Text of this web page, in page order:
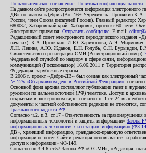
Пользовательское соглашение Политика конфиденциальности
На данном сайте распространяется информация электронного
ДВ» со знаком «Дебри-ДВ». 16+ Учредитель: Пронякин К.А.
России, член Союза писателей России). Главный редактор:
680032, Хабаровский край, Хабаровск, проспект 60-летия
Электронная приемная: Отправить сообщение . E-mail:
Редакционный совет электронного периодического издания
началах): К.А. Пронякин, И.Ю. Харитонова, А.Э.
Л.Н. Левина, А.Ю. Жданов, Е.Н. Голубь, С.Н. Бурындин,
Свидетельство о регистрации СМИ (Регистрационный номер)
Федеральной службой по надзору в сфере связи,
коммуникаций (Роскомнадзор) 16.06.2011 г. Территория
Федерация, зарубежные страны.
В 2006 г. проект «Дебри-ДВ» был создан как электронный
№ 125 «Об архивном деле в Российской Федерации» ,
Основной фонд архива составляют публикации газет и
рукописи по дальневосточной (РФ) тематике. Доступ к
открытым в электронном виде, согласно п. 1 ст. 24
документы к частной собственности редакции не относятся,
Гражданского кодекса РФ
Согласно ч.2. п.3. ст.17 «Ответственность за правонарушения
информационных технологий и защиты информации» Закона
информационных технологиях и о защите информации» (ФЗ-
ДВ», хранящий информацию, гражданско-правовую
информации не несет. Сайт и редакция основываются и
доступ к информации» ФЗ-149.
Согласно пп.3,4,6 ст.57 Закона РФ «О СМИ», «Редакция,